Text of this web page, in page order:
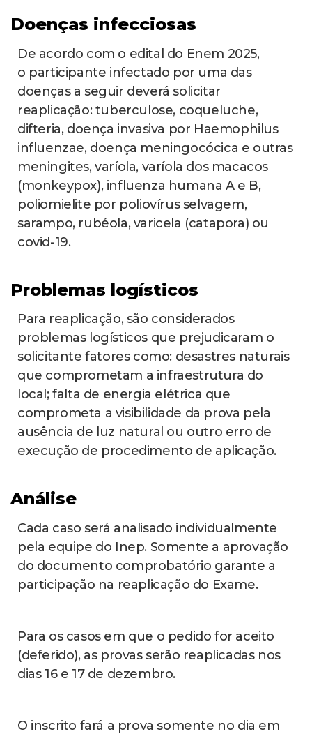
Doenças infecciosas
De acordo com o edital do Enem 2025,
o participante infectado por uma das
doenças a seguir deverá solicitar
reaplicação: tuberculose, coqueluche,
difteria, doença invasiva por Haemophilus
influenzae, doença meningocócica e outras
meningites, varíola, varíola dos macacos
(monkeypox), influenza humana A e B,
poliomielite por poliovírus selvagem,
sarampo, rubéola, varicela (catapora) ou
covid-19.
Problemas logísticos
Para reaplicação, são considerados
problemas logísticos que prejudicaram o
solicitante fatores como: desastres naturais
que comprometam a infraestrutura do
local; falta de energia elétrica que
comprometa a visibilidade da prova pela
ausência de luz natural ou outro erro de
execução de procedimento de aplicação.
Análise
Cada caso será analisado individualmente
pela equipe do Inep. Somente a aprovação
do documento comprobatório garante a
participação na reaplicação do Exame.
Para os casos em que o pedido for aceito
(deferido), as provas serão reaplicadas nos
dias 16 e 17 de dezembro.
O inscrito fará a prova somente no dia em